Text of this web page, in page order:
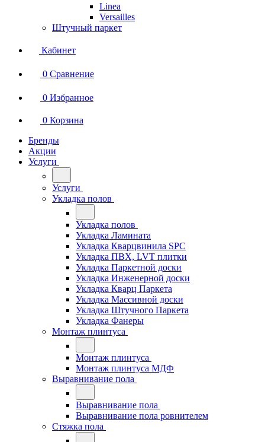
Linea
Versailles
Штучный паркет
Кабинет
0 Сравнение
0 Избранное
0 Корзина
Бренды
Акции
Услуги
Услуги
Укладка полов
Укладка полов
Укладка Ламината
Укладка Кварцвинила SPC
Укладка ПВХ, LVT плитки
Укладка Паркетной доски
Укладка Инженерной доски
Укладка Кварц Паркета
Укладка Массивной доски
Укладка Штучного Паркета
Укладка Фанеры
Монтаж плинтуса
Монтаж плинтуса
Монтаж плинтуса МДФ
Выравнивание пола
Выравнивание пола
Выравнивание пола ровнителем
Стяжка пола